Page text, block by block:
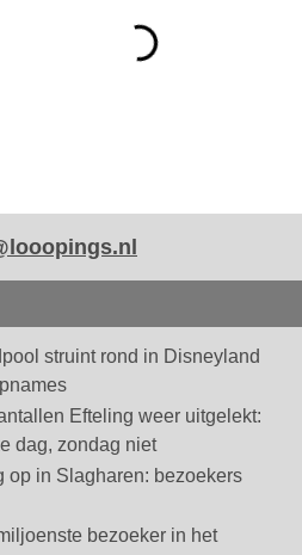
struint rond in Disneyland
Efteling weer uitgelekt:
dag, zondag niet
op in Slagharen: bezoekers
bezoeker in het